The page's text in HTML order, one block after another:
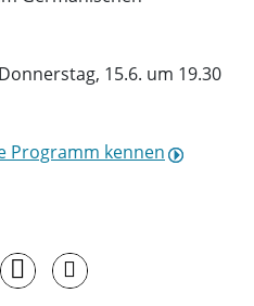
15.6. um 19.30
Programm kennen